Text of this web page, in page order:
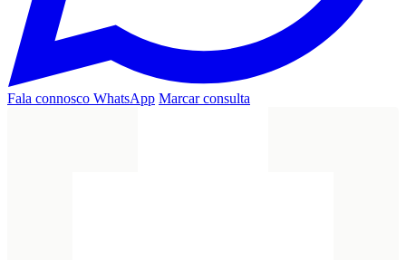
Fala connosco WhatsApp Marcar consulta